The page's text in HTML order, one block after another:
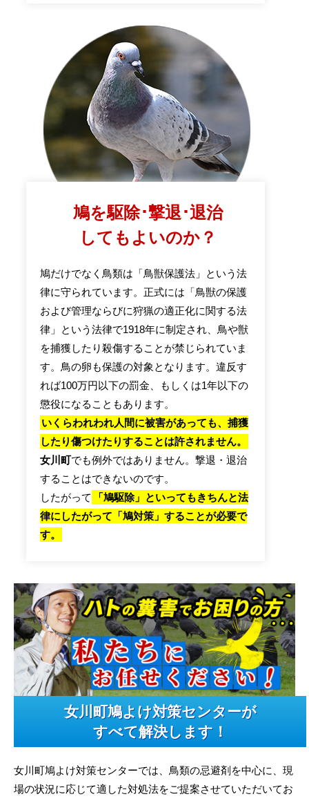
鳩を駆除･撃退･退治
してもよいのか？
鳩だけでなく鳥類は「鳥獣保護法」という法
律に守られています。正式には「鳥獣の保護
および管理ならびに狩猟の適正化に関する法
律」という法律で1918年に制定され、鳥や獣
を捕獲したり殺傷することが禁じられていま
す。鳥の卵も保護の対象となります。違反す
れば100万円以下の罰金、もしくは1年以下の
懲役になることもあります。
いくらわれわれ人間に被害があっても、捕獲
したり傷つけたりすることは許されません。
女川町でも例外ではありません。撃退・退治
することはできないのです。
したがって
「鳩駆除」といってもきちんと法
律にしたがって「鳩対策」することが必要で
す。
女川町鳩よけ対策センターが
すべて解決します！
女川町鳩よけ対策センターでは、鳥類の忌避剤を中心に、現
場の状況に応じて適した対処法をご提案させていただいてお